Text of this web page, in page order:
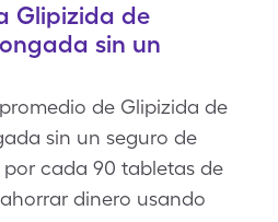
Glipizida de
sin un
de Glipizida de
sin un seguro de
por cada 90 tabletas de
dinero usando